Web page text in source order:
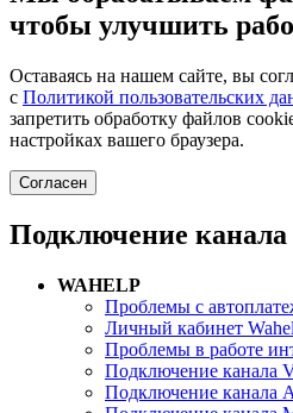
чтобы улучшить
Оставаясь на нашем сайте, вы
с Политикой пользовательских
запретить обработку файлов
настройках вашего браузера.
Согласен
Подключение
WAHELP
Проблемы с
Личный кабинет
Проблемы в работе
Подключение канала
Подключение канала